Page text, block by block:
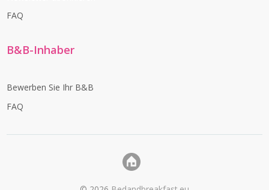
FAQ
B&B-Inhaber
Bewerben Sie Ihr B&B
FAQ